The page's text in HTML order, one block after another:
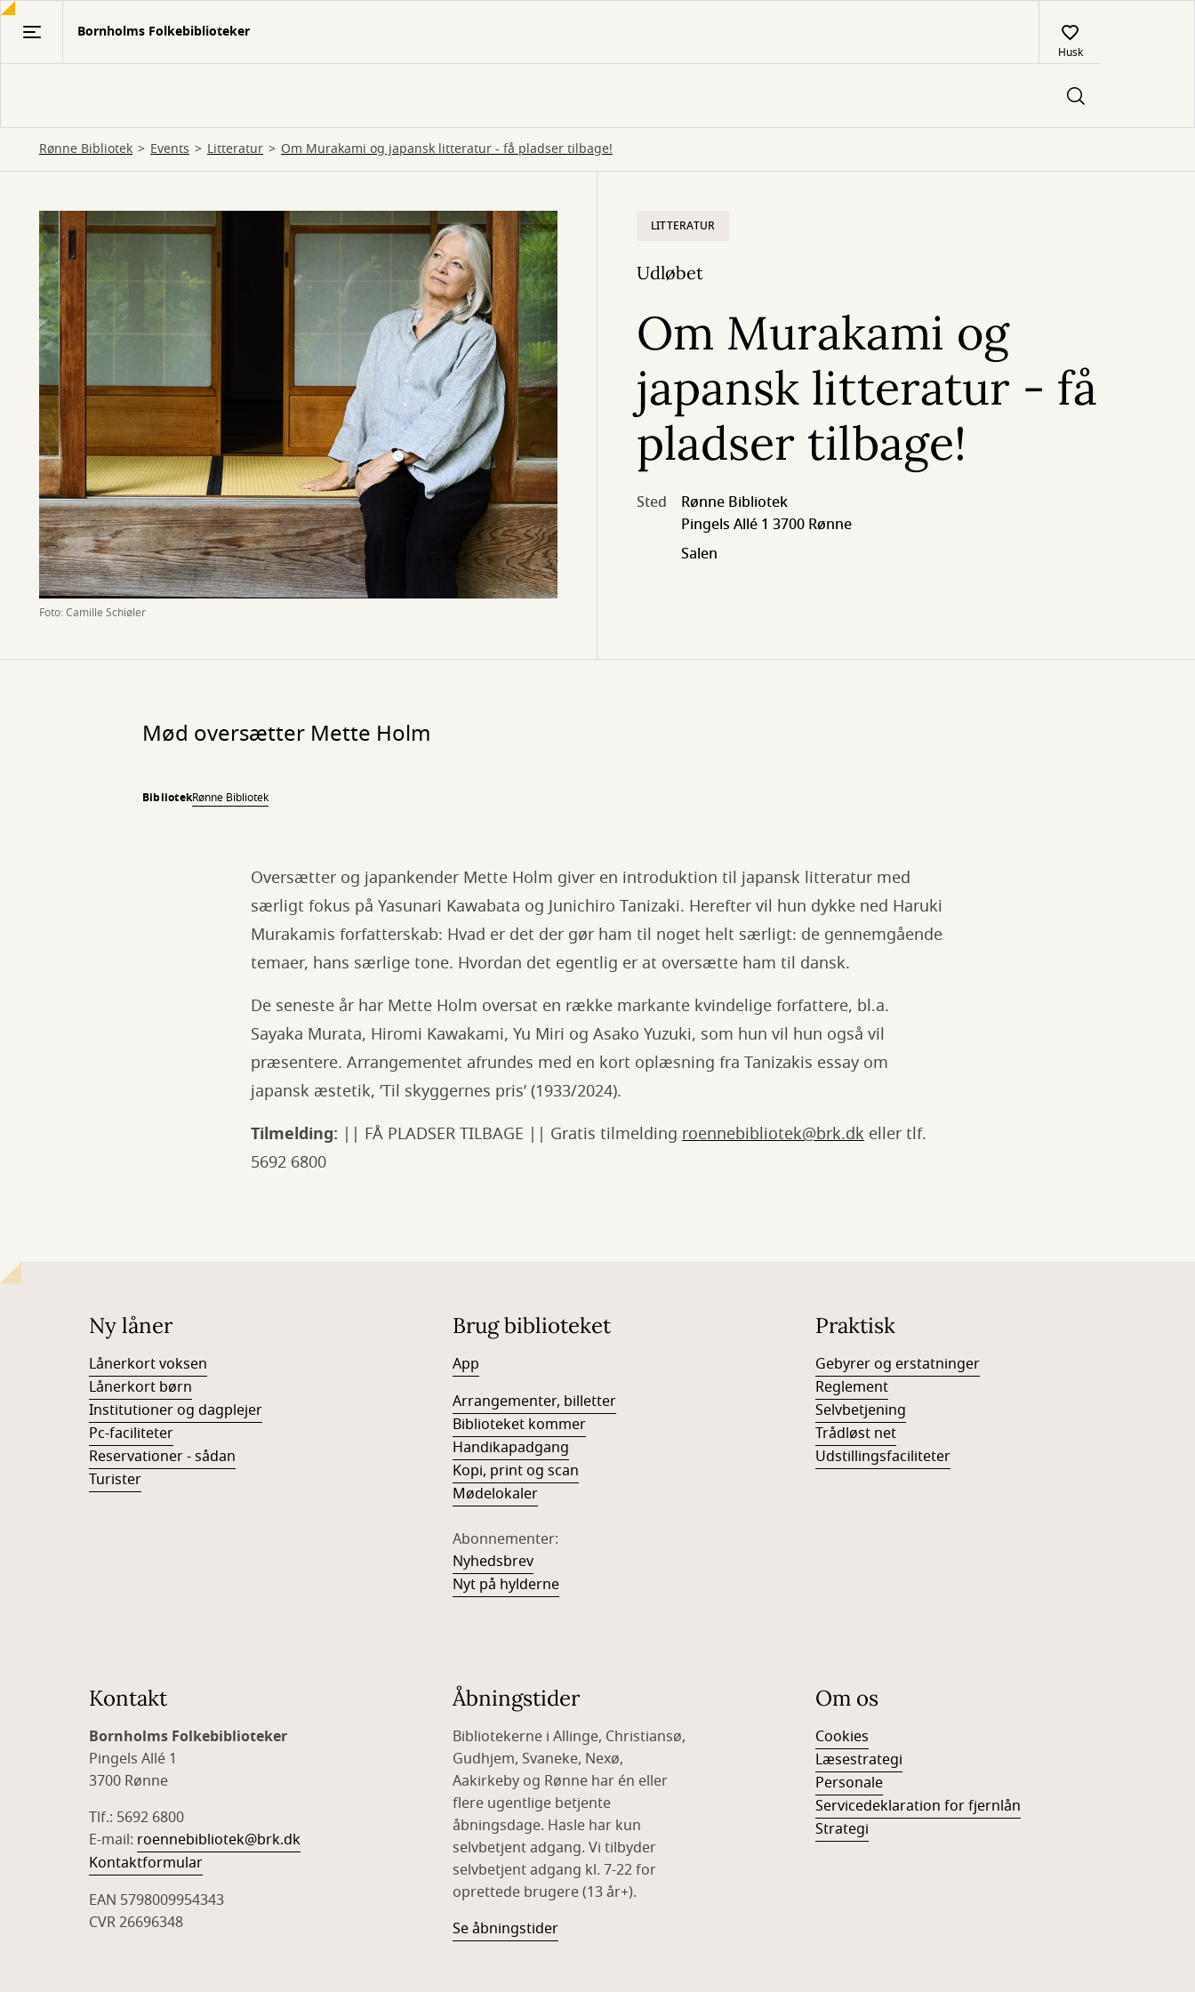
Gå
Bornholms Folkebiblioteker
Husk
Rønne Bibliotek Events Litteratur Om Murakami og japansk litteratur - få pladser tilbage!
Foto: Camille Schiøler
LITTERATUR
Udløbet
Om Murakami og
japansk litteratur - få
pladser tilbage!
Sted
Rønne Bibliotek
Pingels Allé 1 3700 Rønne
Salen
Mød oversætter Mette Holm
BibliotekRønne Bibliotek
Oversætter og japankender Mette Holm giver en introduktion til japansk litteratur med
særligt fokus på Yasunari Kawabata og Junichiro Tanizaki. Herefter vil hun dykke ned Haruki
Murakamis forfatterskab: Hvad er det der gør ham til noget helt særligt: de gennemgående
temaer, hans særlige tone. Hvordan det egentlig er at oversætte ham til dansk.
De seneste år har Mette Holm oversat en række markante kvindelige forfattere, bl.a.
Sayaka Murata, Hiromi Kawakami, Yu Miri og Asako Yuzuki, som hun vil hun også vil
præsentere. Arrangementet afrundes med en kort oplæsning fra Tanizakis essay om
japansk æstetik, ’Til skyggernes pris’ (1933/2024).
Tilmelding: || FÅ PLADSER TILBAGE || Gratis tilmelding roennebibliotek@brk.dk eller tlf.
5692 6800
Ny låner
Lånerkort voksen
Lånerkort børn
Institutioner og dagplejer
Pc-faciliteter
Reservationer - sådan
Turister
Brug biblioteket
App
Arrangementer, billetter
Biblioteket kommer
Handikapadgang
Kopi, print og scan
Mødelokaler
Abonnementer:
Nyhedsbrev
Nyt på hylderne
Praktisk
Gebyrer og erstatninger
Reglement
Selvbetjening
Trådløst net
Udstillingsfaciliteter
Kontakt
Bornholms Folkebiblioteker
Pingels Allé 1
3700 Rønne
Tlf.: 5692 6800
E-mail: roennebibliotek@brk.dk
Kontaktformular
EAN 5798009954343
CVR 26696348
Åbningstider
Bibliotekerne i Allinge, Christiansø,
Gudhjem, Svaneke, Nexø,
Aakirkeby og Rønne har én eller
flere ugentlige betjente
åbningsdage. Hasle har kun
selvbetjent adgang. Vi tilbyder
selvbetjent adgang kl. 7-22 for
oprettede brugere (13 år+).
Se åbningstider
Om os
Cookies
Læsestrategi
Personale
Servicedeklaration for fjernlån
Strategi